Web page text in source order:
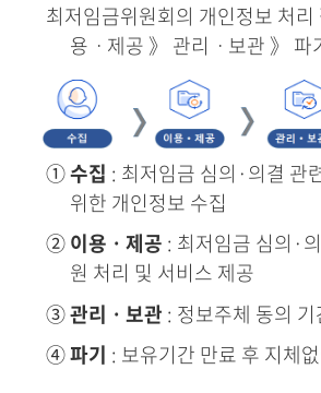
최저임금위원회의 개인정보 처리
용ㆍ제공 》 관리ㆍ보관 》 파
①수집 : 최저임금 심의·의결 관
위한 개인정보 수집
② 이용ㆍ제공 : 최저임금 심의·
원 처리 및 서비스 제공
③관리ㆍ보관 : 정보주체 동의
④파기 : 보유기간 만료 후 지체